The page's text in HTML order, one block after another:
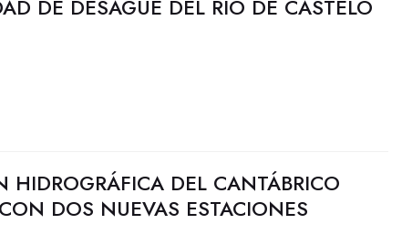
DE DESAGÜE DEL RÍO DE CASTELO
HIDROGRÁFICA DEL CANTÁBRICO
DOS NUEVAS ESTACIONES